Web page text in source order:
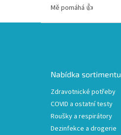
Mě pomáhá 👍
Nabídka sortimentu
Zdravotnické potřeby
COVID a ostatní testy
Roušky a respirátory
Dezinfekce a drogerie